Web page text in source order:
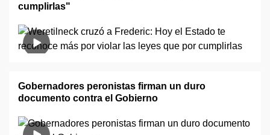
cumplirlas"
Gobernadores peronistas firman un duro
documento contra el Gobierno